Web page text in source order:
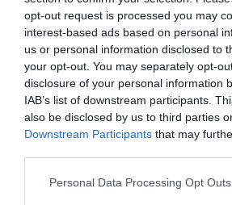
opt-out request is processed you may
interest-based ads based on personal
us or personal information disclosed to
your opt-out. You may separately opt-
disclosure of your personal information
IAB’s list of downstream participants.
also be disclosed by us to third parties
Downstream Participants that may
Personal Data Processing Opt Outs